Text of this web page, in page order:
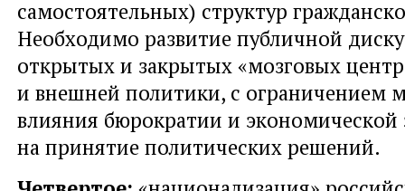
самостоятельных) структур
Необходимо развитие публичной
открытых и закрытых «мозговых
и внешней политики, с ограничением
влияния бюрократии и экономической
на принятие политических решений.